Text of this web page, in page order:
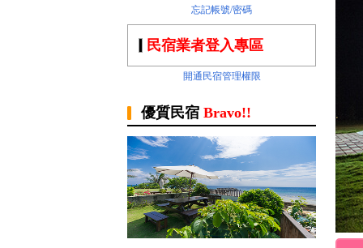
忘記帳號/密碼
民宿業者登入專區
開通民宿管理權限
優質民宿 Bravo!!